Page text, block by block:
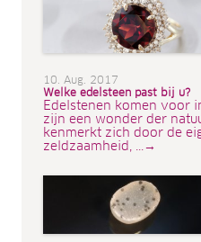
10. Aug. 2017
Welke edelsteen past bij u?
Edelstenen komen voor
zijn een wonder der
kenmerkt zich door de
zeldzaamheid, ...→